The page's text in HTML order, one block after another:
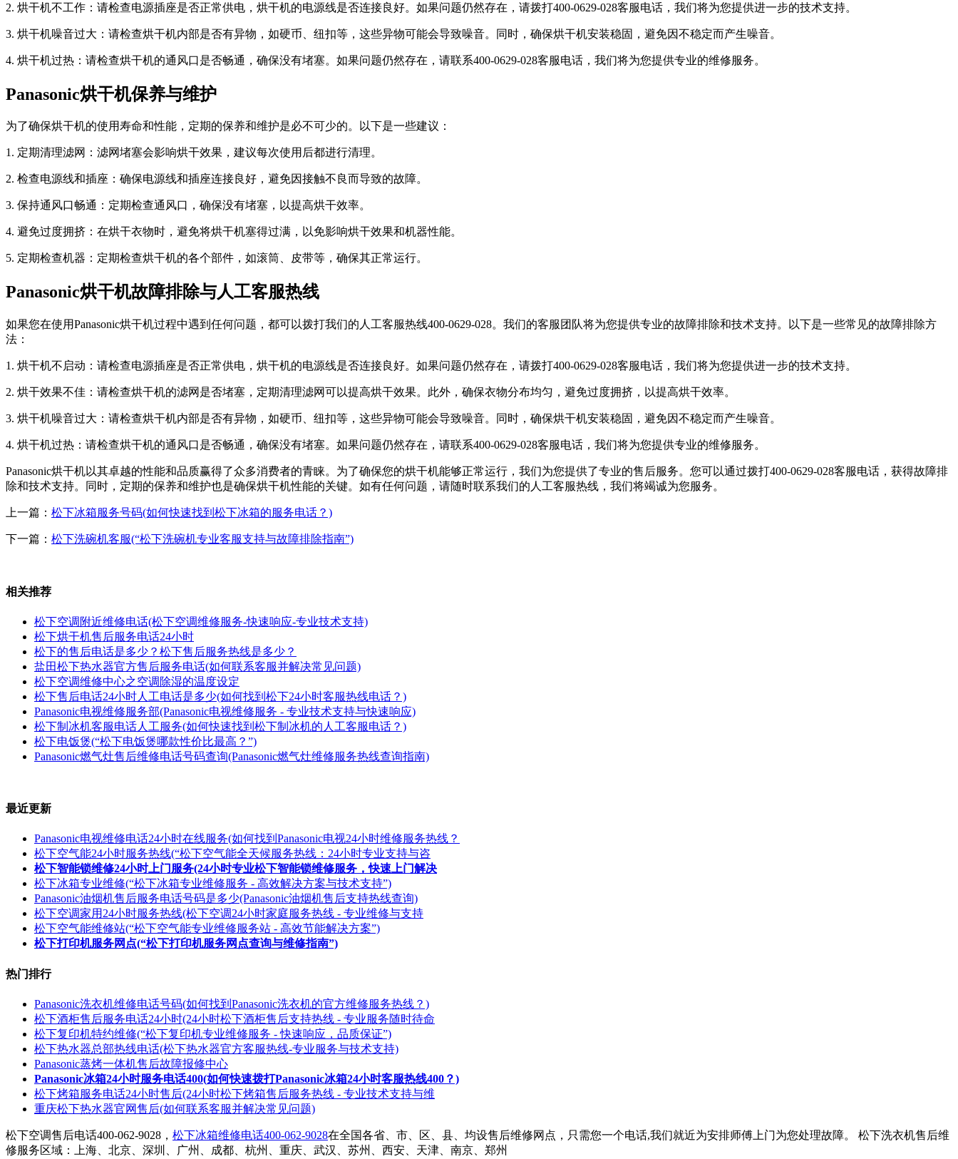
2. 烘干机不工作：请检查电源插座是否正常供电，烘干机的电源线是否连接良好。如果问题仍然存在，请拨打400-0629-028客服电话，我们将为您提供进一步的技术支持。
3. 烘干机噪音过大：请检查烘干机内部是否有异物，如硬币、纽扣等，这些异物可能会导致噪音。同时，确保烘干机安装稳固，避免因不稳定而产生噪音。
4. 烘干机过热：请检查烘干机的通风口是否畅通，确保没有堵塞。如果问题仍然存在，请联系400-0629-028客服电话，我们将为您提供专业的维修服务。
Panasonic烘干机保养与维护
为了确保烘干机的使用寿命和性能，定期的保养和维护是必不可少的。以下是一些建议：
1. 定期清理滤网：滤网堵塞会影响烘干效果，建议每次使用后都进行清理。
2. 检查电源线和插座：确保电源线和插座连接良好，避免因接触不良而导致的故障。
3. 保持通风口畅通：定期检查通风口，确保没有堵塞，以提高烘干效率。
4. 避免过度拥挤：在烘干衣物时，避免将烘干机塞得过满，以免影响烘干效果和机器性能。
5. 定期检查机器：定期检查烘干机的各个部件，如滚筒、皮带等，确保其正常运行。
Panasonic烘干机故障排除与人工客服热线
如果您在使用Panasonic烘干机过程中遇到任何问题，都可以拨打我们的人工客服热线400-0629-028。我们的客服团队将为您提供专业的故障排除和技术支持。以下是一些常见的故障排除方
法：
1. 烘干机不启动：请检查电源插座是否正常供电，烘干机的电源线是否连接良好。如果问题仍然存在，请拨打400-0629-028客服电话，我们将为您提供进一步的技术支持。
2. 烘干效果不佳：请检查烘干机的滤网是否堵塞，定期清理滤网可以提高烘干效果。此外，确保衣物分布均匀，避免过度拥挤，以提高烘干效率。
3. 烘干机噪音过大：请检查烘干机内部是否有异物，如硬币、纽扣等，这些异物可能会导致噪音。同时，确保烘干机安装稳固，避免因不稳定而产生噪音。
4. 烘干机过热：请检查烘干机的通风口是否畅通，确保没有堵塞。如果问题仍然存在，请联系400-0629-028客服电话，我们将为您提供专业的维修服务。
Panasonic烘干机以其卓越的性能和品质赢得了众多消费者的青睐。为了确保您的烘干机能够正常运行，我们为您提供了专业的售后服务。您可以通过拨打400-0629-028客服电话，获得故障排
除和技术支持。同时，定期的保养和维护也是确保烘干机性能的关键。如有任何问题，请随时联系我们的人工客服热线，我们将竭诚为您服务。
上一篇： 松下冰箱服务号码(如何快速找到松下冰箱的服务电话？)
下一篇： 松下洗碗机客服(“松下洗碗机专业客服支持与故障排除指南”)
相关推荐
松下空调附近维修电话(松下空调维修服务-快速响应-专业技术支持)
松下烘干机售后服务电话24小时
松下的售后电话是多少？松下售后服务热线是多少？
盐田松下热水器官方售后服务电话(如何联系客服并解决常见问题)
松下空调维修中心之空调除湿的温度设定
松下售后电话24小时人工电话是多少(如何找到松下24小时客服热线电话？)
Panasonic电视维修服务部(Panasonic电视维修服务 - 专业技术支持与快速响应)
松下制冰机客服电话人工服务(如何快速找到松下制冰机的人工客服电话？)
松下电饭煲(“松下电饭煲哪款性价比最高？”)
Panasonic燃气灶售后维修电话号码查询(Panasonic燃气灶维修服务热线查询指南)
最近更新
Panasonic电视维修电话24小时在线服务(如何找到Panasonic电视24小时维修服务热线？
松下空气能24小时服务热线(“松下空气能全天候服务热线：24小时专业支持与咨
松下智能锁维修24小时上门服务(24小时专业松下智能锁维修服务，快速上门解决
松下冰箱专业维修(“松下冰箱专业维修服务 - 高效解决方案与技术支持”)
Panasonic油烟机售后服务电话号码是多少(Panasonic油烟机售后支持热线查询)
松下空调家用24小时服务热线(松下空调24小时家庭服务热线 - 专业维修与支持
松下空气能维修站(“松下空气能专业维修服务站 - 高效节能解决方案”)
松下打印机服务网点(“松下打印机服务网点查询与维修指南”)
热门排行
Panasonic洗衣机维修电话号码(如何找到Panasonic洗衣机的官方维修服务热线？)
松下酒柜售后服务电话24小时(24小时松下酒柜售后支持热线 - 专业服务随时待命
松下复印机特约维修(“松下复印机专业维修服务 - 快速响应，品质保证”)
松下热水器总部热线电话(松下热水器官方客服热线-专业服务与技术支持)
Panasonic蒸烤一体机售后故障报修中心
Panasonic冰箱24小时服务电话400(如何快速拨打Panasonic冰箱24小时客服热线400？)
松下烤箱服务电话24小时售后(24小时松下烤箱售后服务热线 - 专业技术支持与维
重庆松下热水器官网售后(如何联系客服并解决常见问题)
松下空调售后电话400-062-9028， 松下冰箱维修电话400-062-9028在全国各省、市、区、县、均设售后维修网点，只需您一个电话,我们就近为安排师傅上门为您处理故障。 松下洗衣机售后维
修服务区域：上海、北京、深圳、广州、成都、杭州、重庆、武汉、苏州、西安、天津、南京、郑州